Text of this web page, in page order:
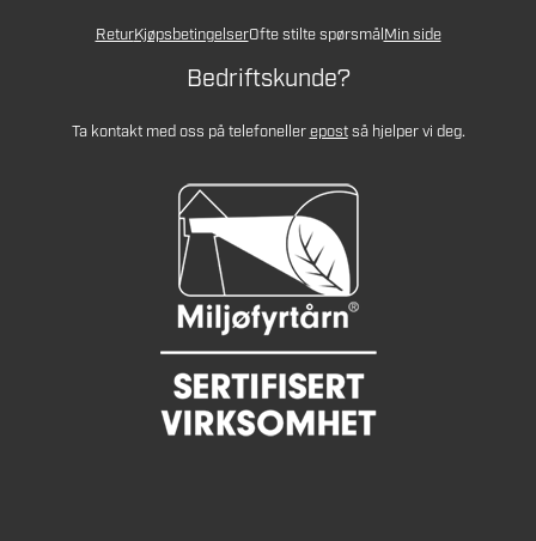
ReturKjøpsbetingelserOfte stilte spørsmålMin side
Bedriftskunde?
Ta kontakt med oss på telefonellerepostså hjelper vi deg.